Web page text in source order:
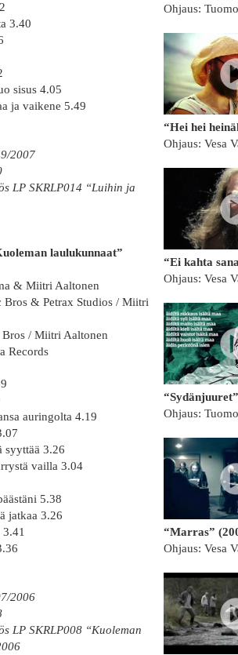
3.40
sisus 4.05
ja vaikene 5.49
2007
LP SKRLP014 “Luihin ja
laulukunnaat”
& Miitri Aaltonen
Bros & Petrax Studios / Miitri
/ Miitri Aaltonen
Records
auringolta 4.19
syyttää 3.26
vailla 3.04
5.38
jatkaa 3.26
3.41
2006
LP SKRLP008 “Kuoleman
Ohjaus:
“Hei hei
Ohjaus: Vesa
“Ei kahta
Ohjaus: Vesa
Ohjaus:
“Marras”
Ohjaus: Vesa